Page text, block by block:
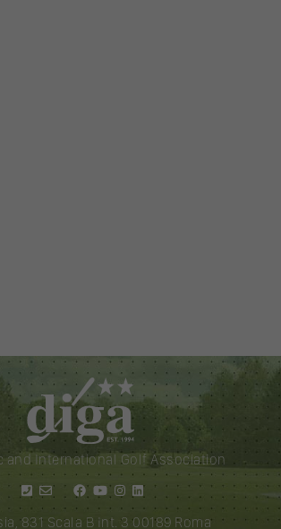
and International Golf Association
831 Scala B Int. 3 00189 Roma